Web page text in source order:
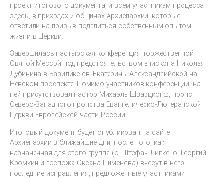
проект итогового документа, и всем участникам процесса
здесь, в приходах и общинах Архиепархии, которые
ответили на призыв поделиться собственным опытом
жизни в Церкви.
Завершилась пастырская конференция торжественной
Святой Мессой под предстоятельством епископа Николая
Дубинина в Базилике св. Екатерины Александрийской на
Невском проспекте. Помимо участников конференции, на
ней присутствовал пастор Михаэль Шварцкопф, пропст
Северо-Западного пропства Евангелическо-Лютеранской
Церкви Европейской части России.
Итоговый документ будет опубликован на сайте
Архиепархии в ближайшие дни, после того, как
назначенная для этого группа (о. Штефан Липке, о. Георгий
Кромкин и госпожа Оксана Пименова) внесут в него
последние исправления, предложенные участниками